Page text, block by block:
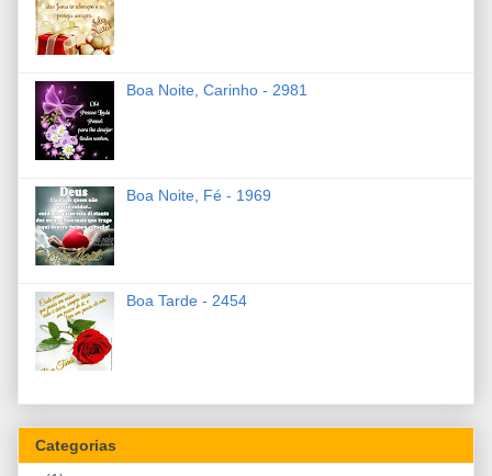
Boa Noite, Carinho - 2981
Boa Noite, Fé - 1969
Boa Tarde - 2454
Categorias